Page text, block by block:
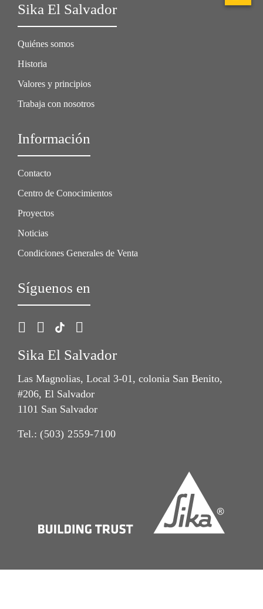
Sika El Salvador
Quiénes somos
Historia
Valores y principios
Trabaja con nosotros
Información
Contacto
Centro de Conocimientos
Proyectos
Noticias
Condiciones Generales de Venta
Síguenos en
Sika El Salvador
Las Magnolias, Local 3-01, colonia San Benito,
#206, El Salvador
1101 San Salvador
Tel.: (503) 2559-7100